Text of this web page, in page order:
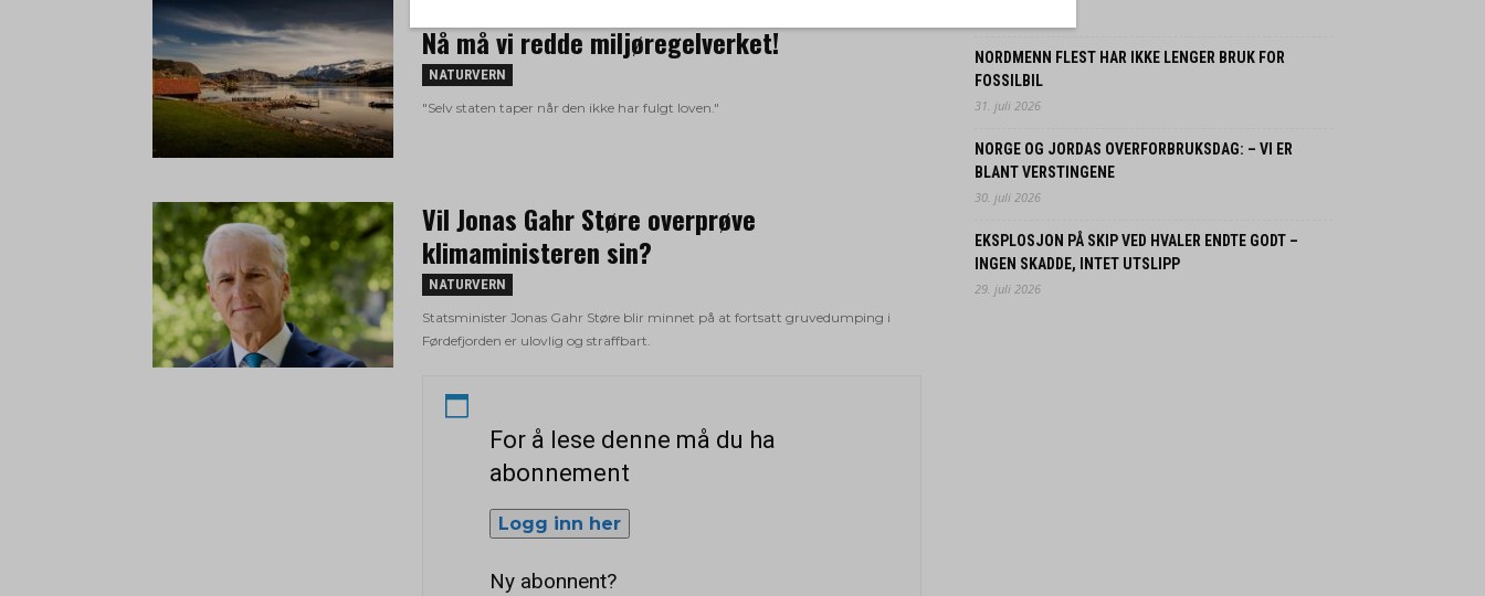
Nå må vi redde miljøregelverket!
NATURVERN
"Selv staten taper når den ikke har fulgt loven."
Vil Jonas Gahr Støre overprøve
klimaministeren sin?
NATURVERN
Statsminister Jonas Gahr Støre blir minnet på at fortsatt gruvedumping i
Førdefjorden er ulovlig og straffbart.
For å lese denne må du ha
abonnement
Logg inn her
Ny abonnent?
NORDMENN FLEST HAR IKKE LENGER BRUK FOR
FOSSILBIL
31. juli 2026
NORGE OG JORDAS OVERFORBRUKSDAG: – VI ER
BLANT VERSTINGENE
30. juli 2026
EKSPLOSJON PÅ SKIP VED HVALER ENDTE GODT –
INGEN SKADDE, INTET UTSLIPP
29. juli 2026